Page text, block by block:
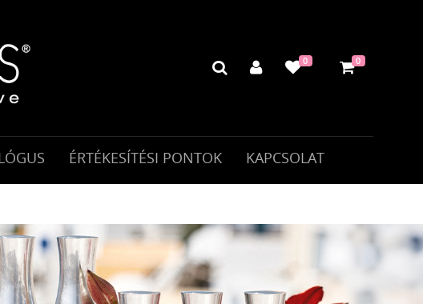
0 0
ÉRTÉKESÍTÉSI PONTOK KAPCSOLAT